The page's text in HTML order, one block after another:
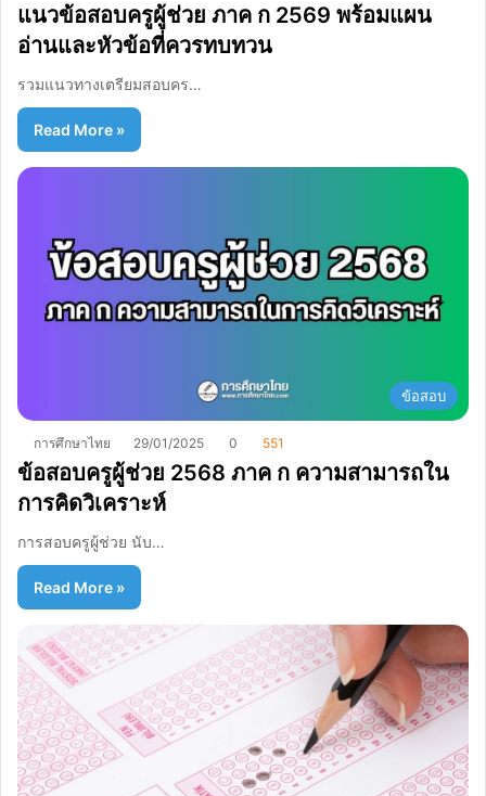
แนวข้อสอบครูผู้ช่วย ภาค ก 2569 พร้อมแผน
อ่านและหัวข้อที่ควรทบทวน
รวมแนวทางเตรียมสอบคร…
Read More »
ข้อสอบ
การศึกษาไทย 29/01/2025 0 551
ข้อสอบครูผู้ช่วย 2568 ภาค ก ความสามารถใน
การคิดวิเคราะห์
การสอบครูผู้ช่วย นับ…
Read More »